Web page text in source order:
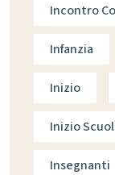
Incontro
Infanzia
Inizio
Inizio
Insegnanti